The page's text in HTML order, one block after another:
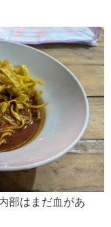
部はまだ血があ